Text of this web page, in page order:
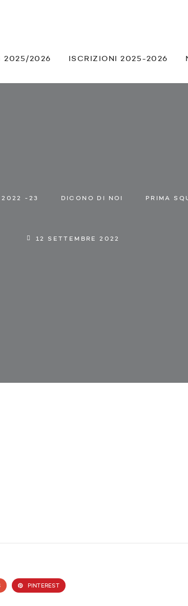
2025/2026 ISCRIZIONI 2025-2026
2022 -23 DICONO DI NOI PRIMA
12 SETTEMBRE 2022
PINTEREST